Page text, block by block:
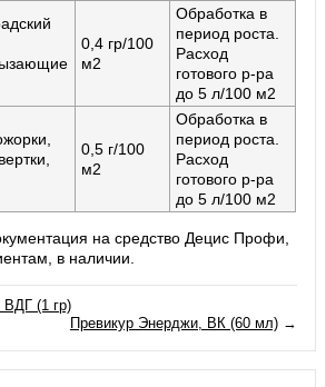
0,4 гр/100
м2
Обработка в
период роста.
Расход
готового р-ра
до 5 л/100 м2
0,5 г/100
м2
Обработка в
период роста.
Расход
готового р-ра
до 5 л/100 м2
на средство Децис Профи,
в наличии.
(1 гр)
Превикур Энерджи, ВК (60 мл)→